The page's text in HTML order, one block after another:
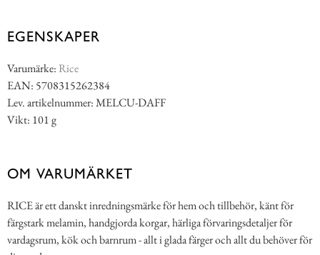
EGENSKAPER
Varumärke: Rice
EAN: 5708315262384
Lev. artikelnummer: MELCU-DAFF
Vikt: 101 g
OM VARUMÄRKET
RICE är ett danskt inredningsmärke för hem och tillbehör, känt för
färgstark melamin, handgjorda korgar, härliga förvaringsdetaljer för
vardagsrum, kök och barnrum - allt i glada färger och allt du behöver för